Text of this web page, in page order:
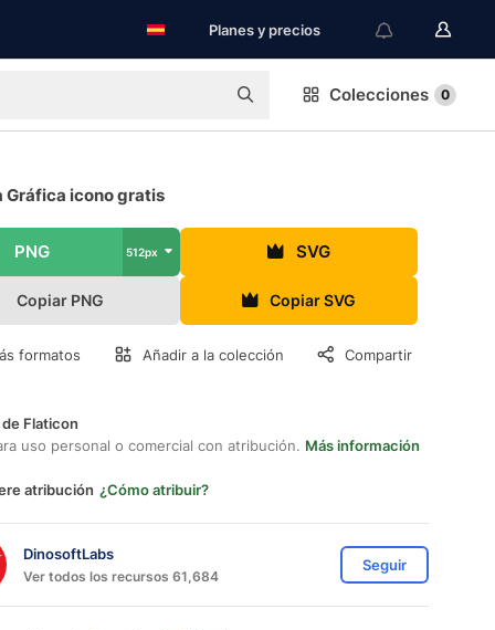
Planes y precios
Colecciones 0
Gráfica icono gratis
PNG 512px SVG
Copiar PNG Copiar SVG
formatos Añadir a la colección Compartir
Flaticon
uso personal o comercial con atribución. Más información
atribución ¿Cómo atribuir?
DinosoftLabs
Ver todos los recursos 61,684
Seguir